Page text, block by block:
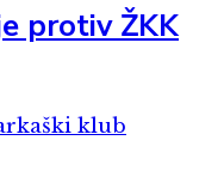
protiv ŽKK
klub